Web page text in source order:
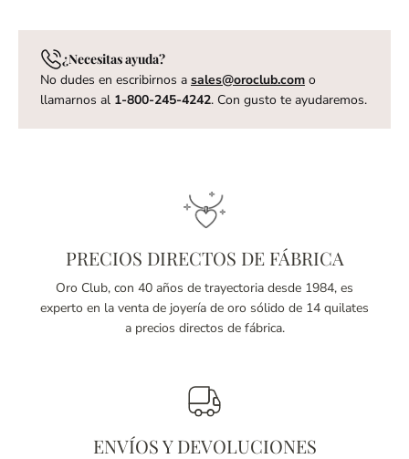
¿Necesitas ayuda?
No dudes en escribirnos a sales@oroclub.com o
llamarnos al 1-800-245-4242. Con gusto te ayudaremos.
PRECIOS DIRECTOS DE FÁBRICA
Oro Club, con 40 años de trayectoria desde 1984, es
experto en la venta de joyería de oro sólido de 14 quilates
a precios directos de fábrica.
ENVÍOS Y DEVOLUCIONES